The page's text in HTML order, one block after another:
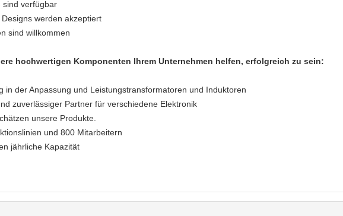
sind verfügbar
werden akzeptiert
sind willkommen
hochwertigen Komponenten Ihrem Unternehmen helfen, erfolgreich zu sein:
in der Anpassung und Leistungstransformatoren und Induktoren
zuverlässiger Partner für verschiedene Elektronik
unsere Produkte.
und 800 Mitarbeitern
jährliche Kapazität